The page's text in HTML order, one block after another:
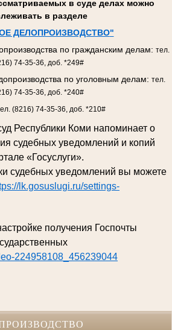
в суде делах можно
в разделе
ДЕЛОПРОИЗВОДСТВО"
по гражданским делам: тел.
74-35-36, доб. *249#
по уголовным делам: тел.
74-35-36, доб. *240#
(8216) 74-35-36, доб. *210#
Республики Коми напоминает о
судебных уведомлений и копий
«Госуслуги».
судебных уведомлений вы можете
lk.gosuslugi.ru/settings-
получения Госпочты
224958108_456239044